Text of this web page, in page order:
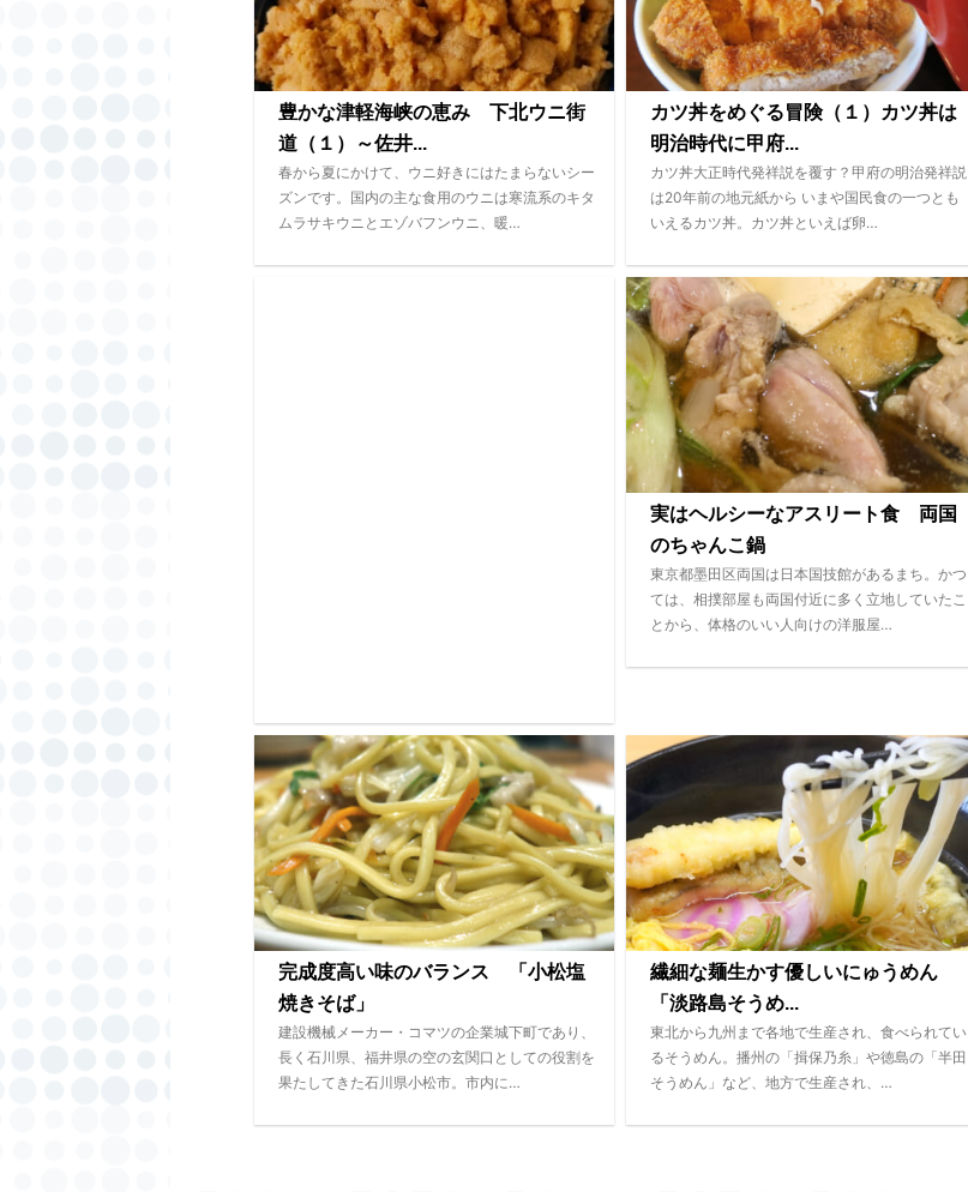
豊かな津軽海峡の恵み 下北ウニ街
道（１）～佐井...
春から夏にかけて、ウニ好きにはたまらないシー
ズンです。国内の主な食用のウニは寒流系のキタ
ムラサキウニとエゾバフンウニ、暖…
カツ丼をめぐる冒険（１）カツ丼は
明治時代に甲府...
カツ丼大正時代発祥説を覆す？甲府の明治発祥説
は20年前の地元紙から いまや国民食の一つとも
いえるカツ丼。カツ丼といえば卵…
実はヘルシーなアスリート食 両国
のちゃんこ鍋
東京都墨田区両国は日本国技館があるまち。かつ
ては、相撲部屋も両国付近に多く立地していたこ
とから、体格のいい人向けの洋服屋…
完成度高い味のバランス 「小松塩
焼きそば」
建設機械メーカー・コマツの企業城下町であり、
長く石川県、福井県の空の玄関口としての役割を
果たしてきた石川県小松市。市内に…
繊細な麺生かす優しいにゅうめん
「淡路島そうめ...
東北から九州まで各地で生産され、食べられてい
るそうめん。播州の「揖保乃糸」や徳島の「半田
そうめん」など、地方で生産され、…